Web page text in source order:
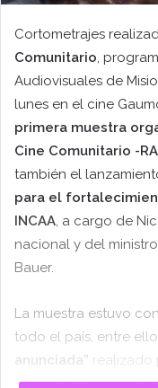
Cortometrajes
Comunitario,
Audiovisuales de
lunes en el cine
primera muestra
Cine Comunitario -
también el
para el
INCAA, a cargo de
nacional y del
Bauer.
La muestra estuvo
todo el país, entre
anunciada” realizado
Aristóbulo del Valle